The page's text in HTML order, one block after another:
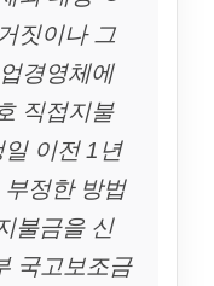
짓이나 그
경영체에
직접지불
이전 1년
정한 방법
불금을 신
국고보조금